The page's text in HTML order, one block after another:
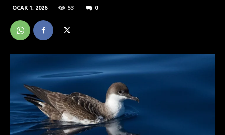
OCAK 1, 2026 53 0